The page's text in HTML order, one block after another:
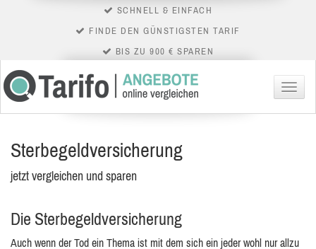
SCHNELL & EINFACH
FINDE DEN GÜNSTIGSTEN TARIF
BIS ZU 900 € SPAREN
Menü
Sterbegeldversicherung
jetzt vergleichen und sparen
Die Sterbegeldversicherung
Auch wenn der Tod ein Thema ist mit dem sich ein jeder wohl nur allzu